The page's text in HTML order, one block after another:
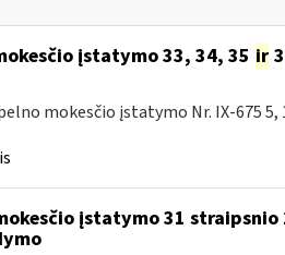
įstatymo 33, 34, 35 ir
mokesčio įstatymo Nr. IX-675 5,
įstatymo 31